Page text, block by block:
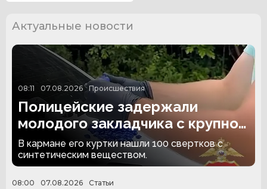
Актуальные новости
08:11 07.08.2026 Происшествия
Полицейские задержали
молодого закладчика с крупной
партией наркотиков
В кармане его куртки нашли 100 свертков с
синтетическим веществом.
08:00 07.08.2026 Статьи